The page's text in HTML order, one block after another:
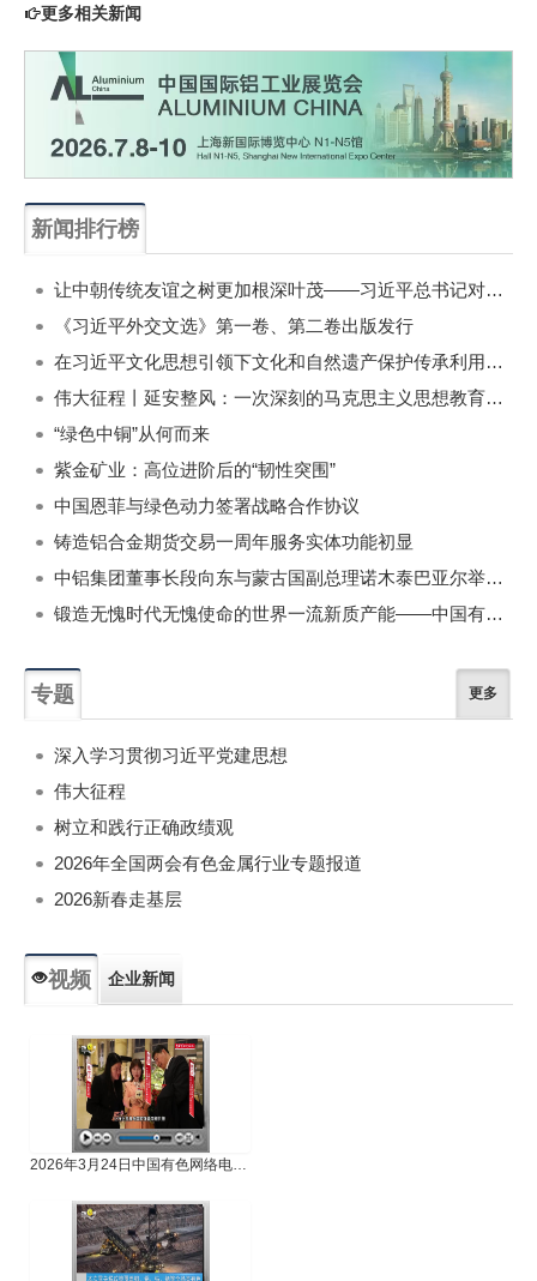
更多相关新闻
新闻排行榜
让中朝传统友谊之树更加根深叶茂——习近平总书记对朝鲜进行国事访问纪实
《习近平外交文选》第一卷、第二卷出版发行
在习近平文化思想引领下文化和自然遗产保护传承利用工作开创新局面
伟大征程丨延安整风：一次深刻的马克思主义思想教育运动
“绿色中铜”从何而来
紫金矿业：高位进阶后的“韧性突围”
中国恩菲与绿色动力签署战略合作协议
铸造铝合金期货交易一周年服务实体功能初显
中铝集团董事长段向东与蒙古国副总理诺木泰巴亚尔举行会谈
锻造无愧时代无愧使命的世界一流新质产能——中国有色金属工业的战略应对与破局之道（二）
专题 更多
深入学习贯彻习近平党建思想
伟大征程
树立和践行正确政绩观
2026年全国两会有色金属行业专题报道
2026新春走基层
视频 企业新闻
2026年3月24日中国有色网络电视新闻